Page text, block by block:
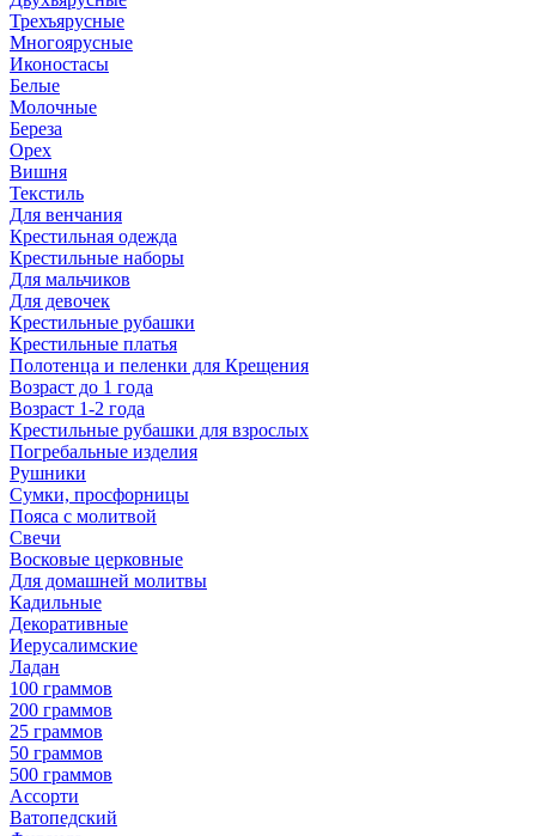
Трехъярусные
Многоярусные
Иконостасы
Белые
Молочные
Береза
Орех
Вишня
Текстиль
Для венчания
Крестильная одежда
Крестильные наборы
Для мальчиков
Для девочек
Крестильные рубашки
Крестильные платья
Полотенца и пеленки для Крещения
Возраст до 1 года
Возраст 1-2 года
Крестильные рубашки для взрослых
Погребальные изделия
Рушники
Сумки, просфорницы
Пояса с молитвой
Свечи
Восковые церковные
Для домашней молитвы
Кадильные
Декоративные
Иерусалимские
Ладан
100 граммов
200 граммов
25 граммов
50 граммов
500 граммов
Ассорти
Ватопедский